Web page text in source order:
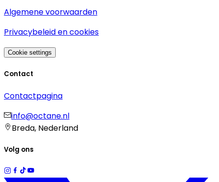
Algemene voorwaarden
Privacybeleid en cookies
Cookie settings
Contact
Contactpagina
info@octane.nl
Breda, Nederland
Volg ons